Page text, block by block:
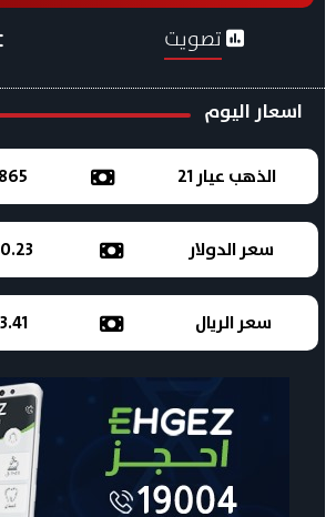
تصويت
اسعار اليوم
الذهب عيار 21 5865
سعر الدولار 50.23 جنيه
سعر الريال 13.41 جنيه